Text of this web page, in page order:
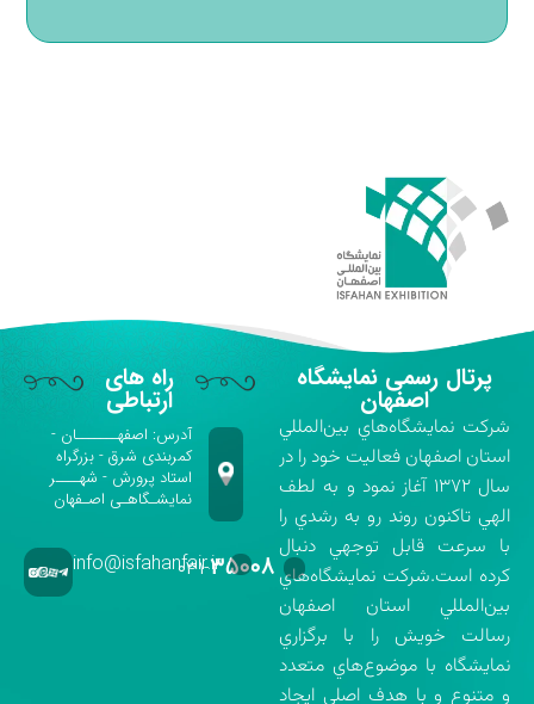
پرتال رسمی نمایشگاه
اصفهان
شركت نمايشگاه‌هاي بين‌المللي
استان اصفهان فعاليت خود را در
سال ۱۳۷۲ آغاز نمود و به لطف
الهي تاكنون روند رو به رشدي را
با سرعت قابل توجهي دنبال
كرده است.شركت نمايشگاه‌هاي
بين‌المللي استان اصفهان
رسالت خويش را با برگزاري
نمايشگاه با موضوع‌هاي متعدد
و متنوع و با هدف اصلي ايجاد
راه های
ارتباطی
آدرس: اصفهـــــــان -
کمربندی شرق - بزرگراه
استاد پرورش - شهــــر
نمایشـگاهـی اصـفهان
۰۳۱-۳۵۰۰۸info@isfahanfair.ir